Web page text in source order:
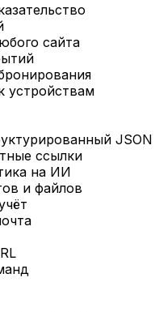
сайта
устройствам
JSON
ссылки
на ИИ
и файлов